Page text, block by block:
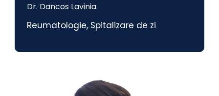
Dr. Dancos Lavinia
Reumatologie, Spitalizare de zi